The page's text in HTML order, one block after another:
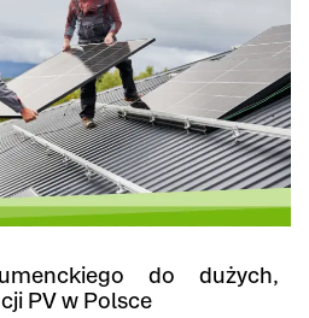
do dużych,
PV w Polsce